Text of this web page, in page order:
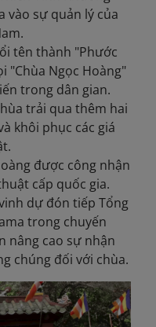
vào sự quản lý của
tên thành "Phước
"Chùa Ngọc Hoàng"
trong dân gian.
trải qua thêm hai
khôi phục các giá
được công nhận
cấp quốc gia.
dự đón tiếp Tổng
trong chuyến
nâng cao sự nhận
chúng đối với chùa.